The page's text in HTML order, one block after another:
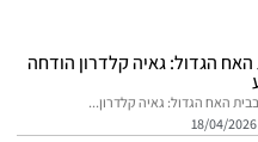
גאיה קלדרון הודחה
גאיה קלדרון...